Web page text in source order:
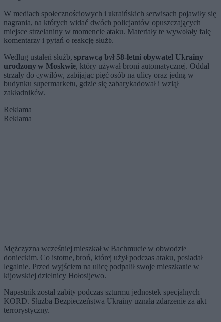
W mediach społecznościowych i ukraińskich serwisach pojawiły się
nagrania, na których widać dwóch policjantów opuszczających
miejsce strzelaniny w momencie ataku. Materiały te wywołały falę
komentarzy i pytań o reakcję służb.
Według ustaleń służb, sprawcą był 58-letni obywatel Ukrainy
urodzony w Moskwie, który używał broni automatycznej. Oddał
strzały do cywilów, zabijając pięć osób na ulicy oraz jedną w
budynku supermarketu, gdzie się zabarykadował i wziął
zakładników.
Reklama
Reklama
Mężczyzna wcześniej mieszkał w Bachmucie w obwodzie
donieckim. Co istotne, broń, której użył podczas ataku, posiadał
legalnie. Przed wyjściem na ulicę podpalił swoje mieszkanie w
kijowskiej dzielnicy Hołosijewo.
Napastnik został zabity podczas szturmu jednostek specjalnych
KORD. Służba Bezpieczeństwa Ukrainy uznała zdarzenie za akt
terrorystyczny.